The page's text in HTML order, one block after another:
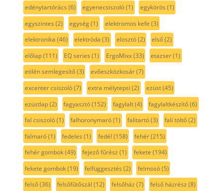
edénytartórács (6) egyenecsiszoló(1) egykörös (1)
egyszintes (2) egység(1) elektromos kefe (3)
elektronika (46) elektróda (3) elosztó(2) első(2)
előlap(111) EQ series (1) ErgoMixx(33) etazser(1)
etilén semlegesítő(3) evőeszközkosár(7)
excenter csiszoló(7) extra mélytepsi (2) ezüst(45)
ezüstlap(2) fagyasztó(152) fagylalt(4) fagylaltkészítő(6)
fal csiszoló(1) falhoronymaró(1) falitartó(3) fali töltő(2)
falmaró(1) fedeles (1) fedél (158) fehér(215)
fehér gombok(49) fejező fűrész (1) fekete (194)
fekete gombok(19) felfüggesztés (2) felmosó(5)
felső(36) felsőfűtőszál (12) felsőház (7) felső házrész (8)